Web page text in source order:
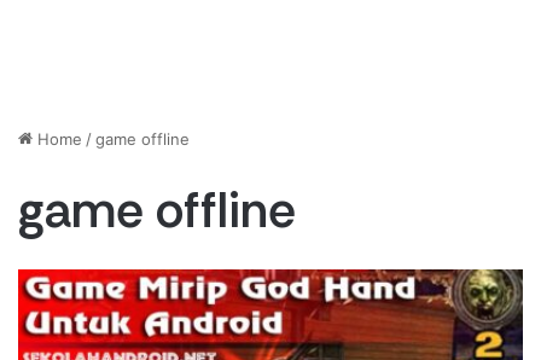
Home /game offline
game offline